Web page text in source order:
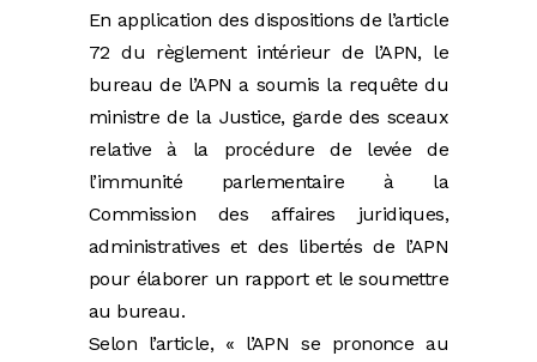
En application des dispositions de l’article
72 du règlement intérieur de l’APN, le
bureau de l’APN a soumis la requête du
ministre de la Justice, garde des sceaux
relative à la procédure de levée de
l’immunité parlementaire à la
Commission des affaires juridiques,
administratives et des libertés de l’APN
pour élaborer un rapport et le soumettre
au bureau.
Selon l’article, « l’APN se prononce au